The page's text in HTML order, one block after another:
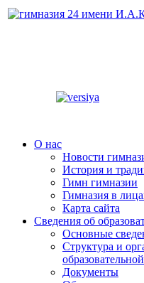
О нас
Новости
История и
Гимн гимназии
Гимназия в
Карта сайта
Сведения об
Основные
Структура и
Документы